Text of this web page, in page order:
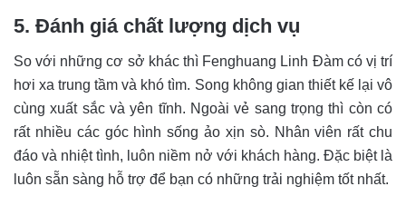
5. Đánh giá chất lượng dịch vụ
So với những cơ sở khác thì Fenghuang Linh Đàm có vị trí
hơi xa trung tầm và khó tìm. Song không gian thiết kế lại vô
cùng xuất sắc và yên tĩnh. Ngoài vẻ sang trọng thì còn có
rất nhiều các góc hình sống ảo xịn sò. Nhân viên rất chu
đáo và nhiệt tình, luôn niềm nở với khách hàng. Đặc biệt là
luôn sẵn sàng hỗ trợ để bạn có những trải nghiệm tốt nhất.